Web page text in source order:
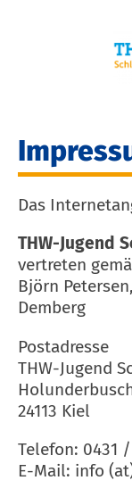
Das
THW-Jugend
vertreten
Björn
Demberg
Postadresse
THW-Jugend
24113 Kiel
Telefon: 0431
E-Mail: info